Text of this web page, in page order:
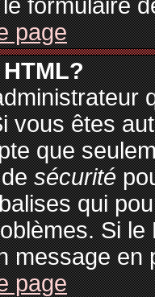
formulaire
page
vous êtes
que
desécurité
qui
Si
message en
page